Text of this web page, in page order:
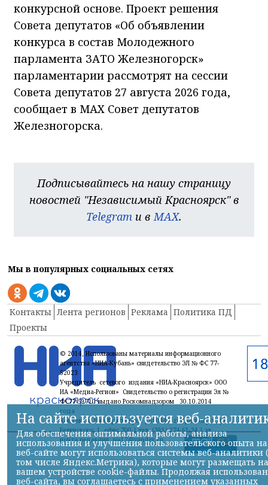
конкурсной основе. Проект решения
Совета депутатов «Об объявлении
конкурса в состав Молодежного
парламента ЗАТО Железногорск»
парламентарии рассмотрят на сессии
Совета депутатов 27 августа 2026 года,
сообщает в МАХ Совет депутатов
Железногорска.
Подписывайтесь на нашу страницу
новостей "Независимый Красноярск" в
Telegram и вMAX.
Мы в популярных социальных сетях
Контакты Лента регионов Реклама Политика ПД
Проекты
© 2014, Использованы материалы информационного
агентства «НИА-Кубань» свидетельство ЭЛ № ФС 77-
52023
Учредитель сетевого издания «НИА-Красноярск» ООО
ИА «Медиа-Регион» Свидетельство о регистрации Эл №
ФС77-59710 выдано Роскомнадзором 30.10.2014
года
Контакты: Ниа-Красноярск | 660449, г. Красноярск, ул.
Белинского, 1, офис 700 | тел. (391) 274-61-34,| эл.
почта редакции: nia12@yandex.ru
На сайте используется веб-
Для обеспечения оптимальной работы, анализа
использования и улучшения пользовательского опыта на
веб-сайте могут использоваться системы веб-аналитики
том числе Яндекс.Метрика), которые могут размещать на
вашем устройстве cookie-файлы. Продолжая
веб-сайта, вы соглашаетесь с применением указанных